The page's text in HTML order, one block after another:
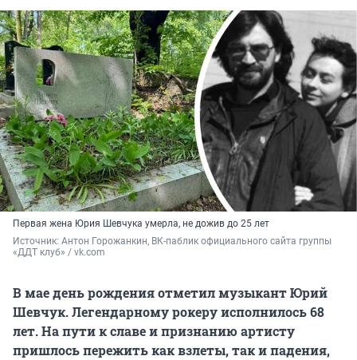
Первая жена Юрия Шевчука умерла, не дожив до 25 лет
Источник: Антон Горожанкин, ВК-паблик официального сайта группы
«ДДТ клуб» / vk.com
В мае день рождения отметил музыкант Юрий
Шевчук. Легендарному рокеру исполнилось 68
лет. На пути к славе и признанию артисту
пришлось пережить как взлеты, так и падения,